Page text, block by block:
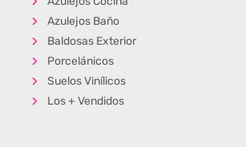
Azulejos Baño
Baldosas Exterior
Porcelánicos
Suelos Vinílicos
Los + Vendidos